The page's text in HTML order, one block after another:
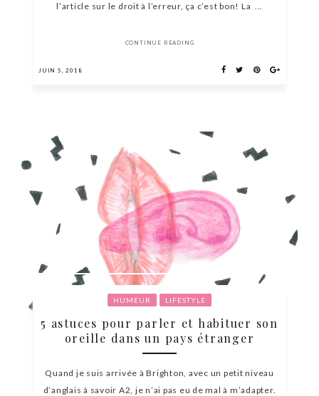
l’article sur le droit à l’erreur, ça c’est bon! La ...
CONTINUE READING
JUIN 5, 2018
HUMEUR LIFESTYLE
5 astuces pour parler et habituer son
oreille dans un pays étranger
Quand je suis arrivée à Brighton, avec un petit niveau
d’anglais à savoir A2, je n’ai pas eu de mal à m’adapter.